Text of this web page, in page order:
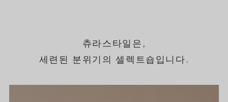
츄라스타일은,
세련된 분위기의 셀렉트숍입니다.